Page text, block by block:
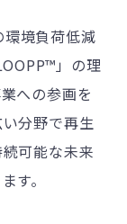
環境負荷低減
」の理
への参画を
分野で再生
可能な未来
す。